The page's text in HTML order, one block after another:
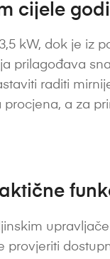
cijele
kW, dok je iz
prilagođava
raditi
a za
provjeriti